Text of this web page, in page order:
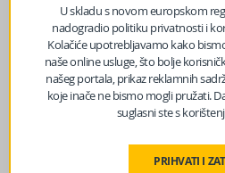
U skladu s novom europskom
nadogradio politiku privatnosti i
Kolačiće upotrebljavamo kako
naše online usluge, što bolje
našeg portala, prikaz reklamnih
koje inače ne bismo mogli pružati.
suglasni ste s
PRIHVATI I